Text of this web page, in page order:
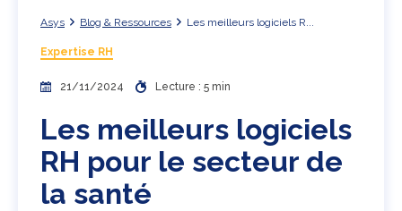
Asys Blog & Ressources Les meilleurs logiciels R...
Expertise RH
21/11/2024 Lecture : 5 min
Les meilleurs logiciels
RH pour le secteur de
la santé